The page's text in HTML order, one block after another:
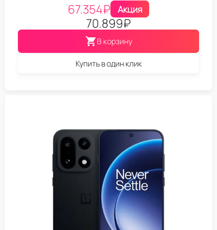
67.354₽ Акция
70.899₽
В корзину
Купить в один клик